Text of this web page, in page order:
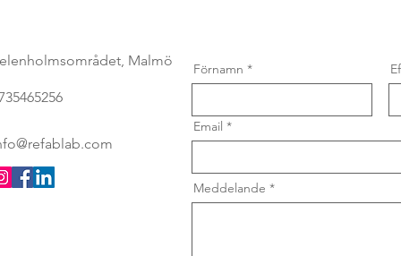
Malmö Förnamn
Email
Meddelande